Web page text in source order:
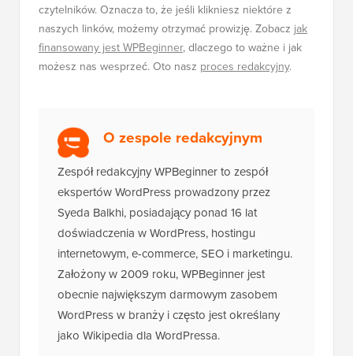
czytelników. Oznacza to, że jeśli klikniesz niektóre z
naszych linków, możemy otrzymać prowizję. Zobacz jak
finansowany jest WPBeginner, dlaczego to ważne i jak
możesz nas wesprzeć. Oto nasz proces redakcyjny.
O zespole redakcyjnym
Zespół redakcyjny WPBeginner to zespół
ekspertów WordPress prowadzony przez
Syeda Balkhi, posiadający ponad 16 lat
doświadczenia w WordPress, hostingu
internetowym, e-commerce, SEO i marketingu.
Założony w 2009 roku, WPBeginner jest
obecnie największym darmowym zasobem
WordPress w branży i często jest określany
jako Wikipedia dla WordPressa.